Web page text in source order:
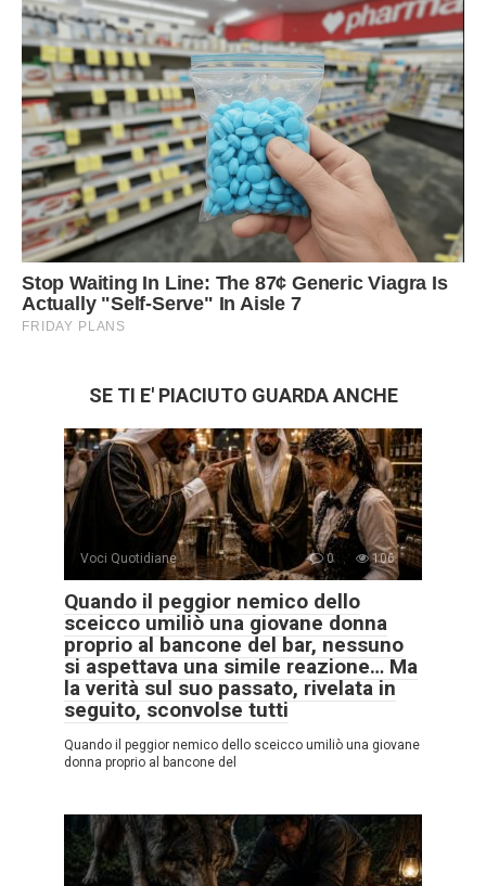
SE TI E' PIACIUTO GUARDA ANCHE
Voci Quotidiane 0 106
Quando il peggior nemico dello
sceicco umiliò una giovane donna
proprio al bancone del bar, nessuno
si aspettava una simile reazione… Ma
la verità sul suo passato, rivelata in
seguito, sconvolse tutti
Quando il peggior nemico dello sceicco umiliò una giovane
donna proprio al bancone del